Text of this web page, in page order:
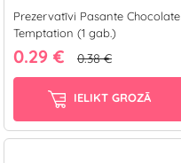
Prezervatīvi Pasante Chocolate
Temptation (1 gab.)
0.29 € 0.38 €
IELIKT GROZĀ